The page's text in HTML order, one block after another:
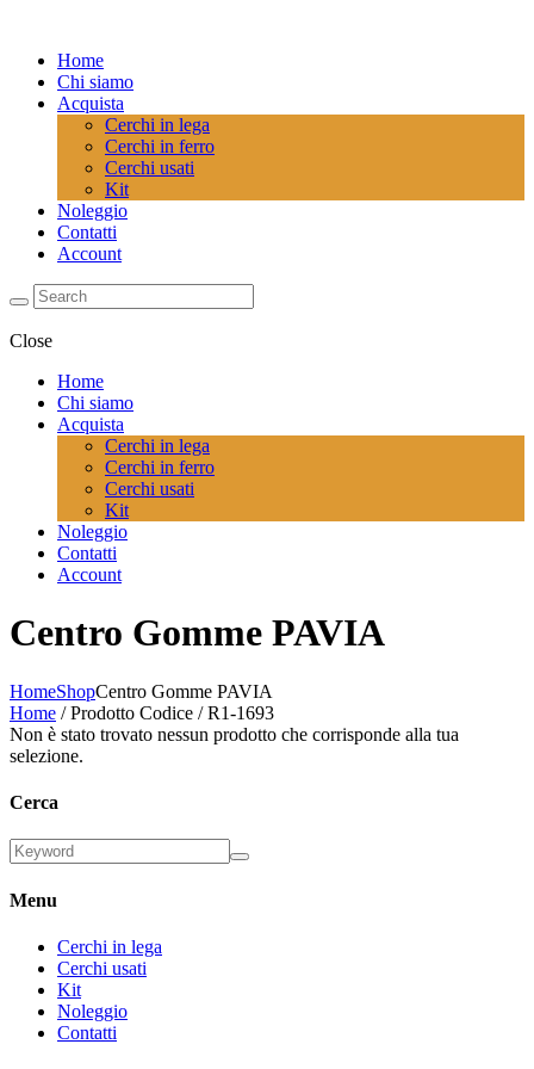
Home
Chi siamo
Acquista
Cerchi in lega
Cerchi in ferro
Cerchi usati
Kit
Noleggio
Contatti
Account
Close
Home
Chi siamo
Acquista
Cerchi in lega
Cerchi in ferro
Cerchi usati
Kit
Noleggio
Contatti
Account
Centro Gomme PAVIA
HomeShopCentro Gomme PAVIA
Home / Prodotto Codice / R1-1693
Non è stato trovato nessun prodotto che corrisponde alla tua
selezione.
Cerca
Menu
Cerchi in lega
Cerchi usati
Kit
Noleggio
Contatti